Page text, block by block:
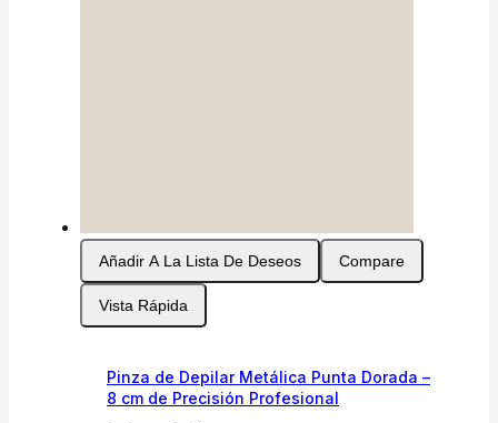
Añadir A La Lista De Deseos Compare
Vista Rápida
Pinza de Depilar Metálica Punta Dorada –
8 cm de Precisión Profesional